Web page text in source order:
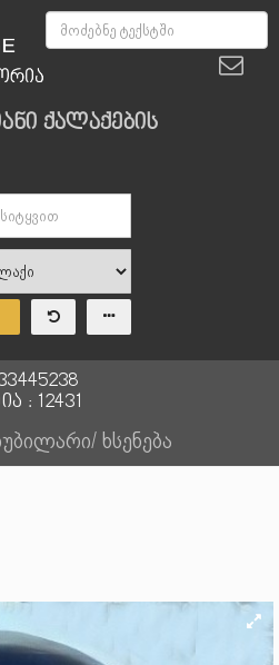
ქალაქების
: 12431
ხსენება